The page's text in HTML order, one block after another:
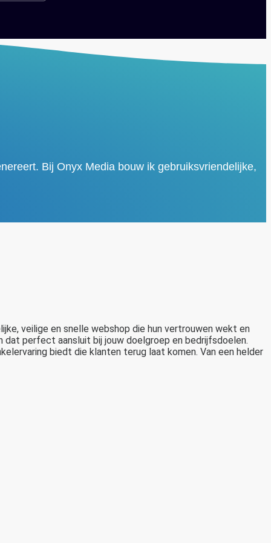
Bij Onyx Media bouw ik gebruiksvriendelijke,
veilige en snelle webshop die hun vertrouwen wekt en
perfect aansluit bij jouw doelgroep en bedrijfsdoelen.
biedt die klanten terug laat komen. Van een helder